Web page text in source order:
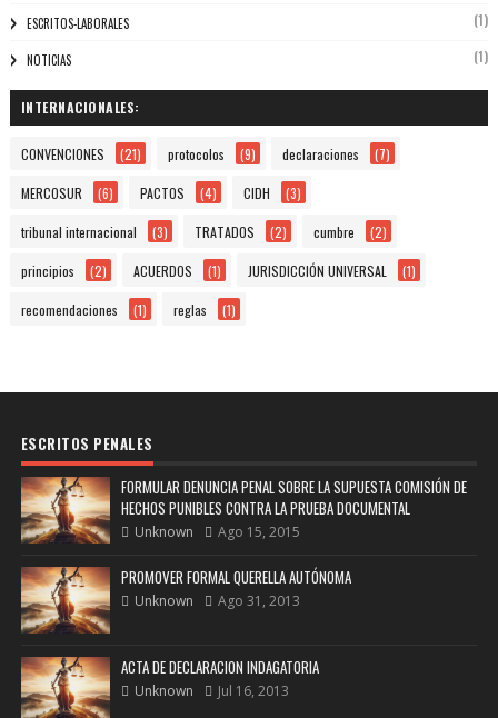
ESCRITOS-LABORALES (1)
NOTICIAS (1)
INTERNACIONALES:
CONVENCIONES (21) protocolos (9) declaraciones (7)
MERCOSUR (6) PACTOS (4) CIDH (3)
tribunal internacional (3) TRATADOS (2) cumbre (2)
principios (2) ACUERDOS (1) JURISDICCIÓN UNIVERSAL (1)
recomendaciones (1) reglas (1)
ESCRITOS PENALES
FORMULAR DENUNCIA PENAL SOBRE LA SUPUESTA COMISIÓN DE
HECHOS PUNIBLES CONTRA LA PRUEBA DOCUMENTAL
Unknown Ago 15, 2015
PROMOVER FORMAL QUERELLA AUTÓNOMA
Unknown Ago 31, 2013
ACTA DE DECLARACION INDAGATORIA
Unknown Jul 16, 2013